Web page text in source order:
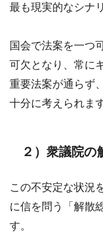
最も現実的なシナ
国会で法案を一つ
可欠となり、常に
重要法案が通らず
十分に考えられます
２）衆議院の
この不安定な状況
に信を問う「解散
す。